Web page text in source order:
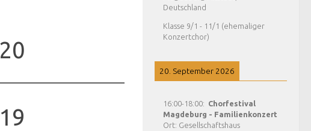
Deutschland
Klasse 9/1 - 11/1 (ehemaliger
Konzertchor)
20. September 2026
16:00- 18:00: Chorfestival
Magdeburg - Familienkonzert
Ort: Gesellschaftshaus